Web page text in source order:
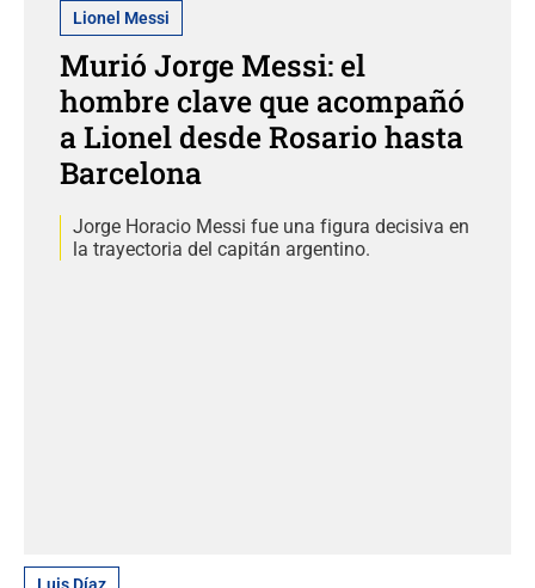
Lionel Messi
Murió Jorge Messi: el
hombre clave que acompañó
a Lionel desde Rosario hasta
Barcelona
Jorge Horacio Messi fue una figura decisiva en
la trayectoria del capitán argentino.
Luis Díaz